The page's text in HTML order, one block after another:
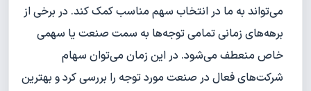
می‌تواند به ما در انتخاب سهم مناسب کمک کند. در برخی از
برهه‌های زمانی تمامی توجه‌ها به سمت صنعت یا سهمی
خاص منعطف می‌شود. در این زمان می‌توان سهام
شرکت‌های فعال در صنعت مورد توجه را بررسی کرد و بهترین